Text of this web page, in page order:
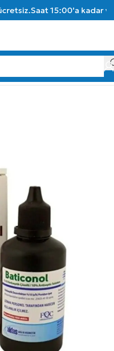
Saat 15:00'a kadar